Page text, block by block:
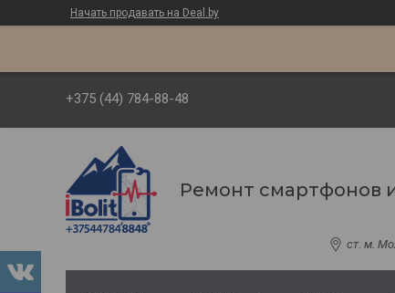
Начать продавать на Deal.by
+375 (44) 784-88-48
Ремонт смартфонов
ст. м.